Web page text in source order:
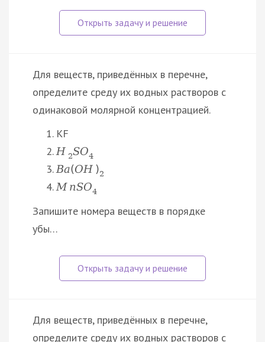
Для веществ, приведённых в перечне,
определите среду их водных растворов с
одинаковой молярной концентрацией.
KF
H 2SO4
Ba(OH )2
M nSO4
Запишите номера веществ в порядке
убы…
Для веществ, приведённых в перечне,
определите среду их водных растворов с